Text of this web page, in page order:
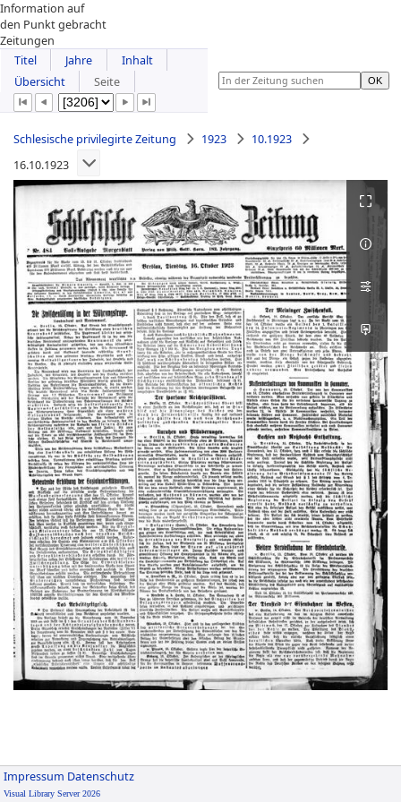
Information auf
den Punkt gebracht
Zeitungen
Titel
Jahre
Inhalt
Übersicht
Seite
Schlesische privilegirte Zeitung 1923
10.1923
16.10.1923
Impressum Datenschutz
Visual Library Server 2026